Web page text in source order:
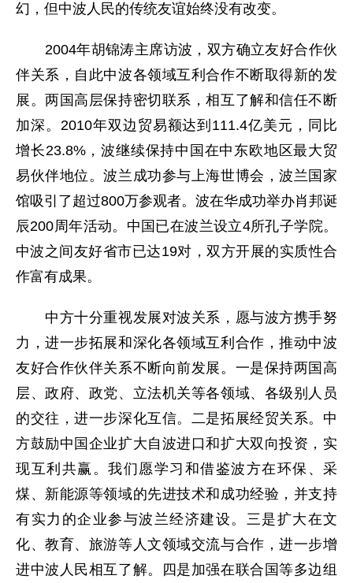
幻，但中波人民的传统友谊始终没有改变。
2004年胡锦涛主席访波，双方确立友好合作伙
伴关系，自此中波各领域互利合作不断取得新的发
展。两国高层保持密切联系，相互了解和信任不断
加深。2010年双边贸易额达到111.4亿美元，同比
增长23.8%，波继续保持中国在中东欧地区最大贸
易伙伴地位。波兰成功参与上海世博会，波兰国家
馆吸引了超过800万参观者。波在华成功举办肖邦诞
辰200周年活动。中国已在波兰设立4所孔子学院。
中波之间友好省市已达19对，双方开展的实质性合
作富有成果。
中方十分重视发展对波关系，愿与波方携手努
力，进一步拓展和深化各领域互利合作，推动中波
友好合作伙伴关系不断向前发展。一是保持两国高
层、政府、政党、立法机关等各领域、各级别人员
的交往，进一步深化互信。二是拓展经贸关系。中
方鼓励中国企业扩大自波进口和扩大双向投资，实
现互利共赢。我们愿学习和借鉴波方在环保、采
煤、新能源等领域的先进技术和成功经验，并支持
有实力的企业参与波兰经济建设。三是扩大在文
化、教育、旅游等人文领域交流与合作，进一步增
进中波人民相互了解。四是加强在联合国等多边组